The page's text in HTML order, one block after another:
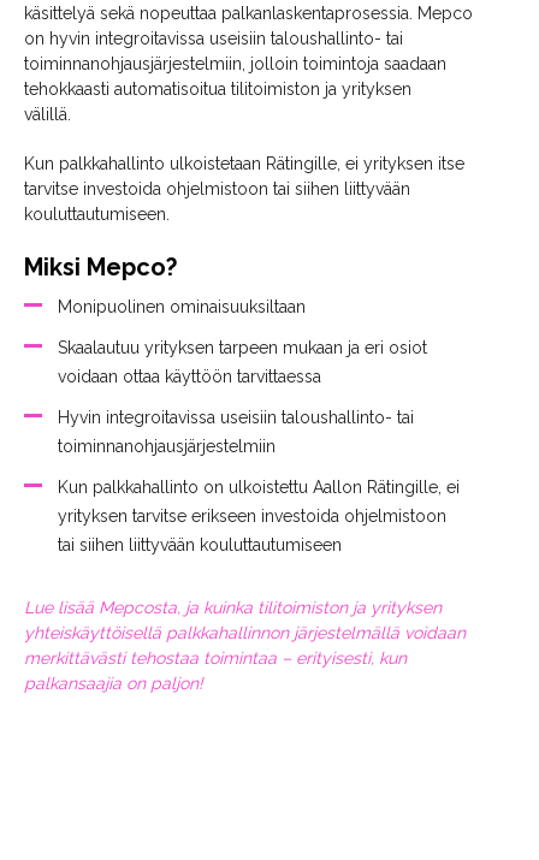
käsittelyä sekä nopeuttaa palkanlaskentaprosessia. Mepco
on hyvin integroitavissa useisiin taloushallinto- tai
toiminnanohjausjärjestelmiin, jolloin toimintoja saadaan
tehokkaasti automatisoitua tilitoimiston ja yrityksen
välillä.
Kun palkkahallinto ulkoistetaan Rätingille, ei yrityksen itse
tarvitse investoida ohjelmistoon tai siihen liittyvään
kouluttautumiseen.
Miksi Mepco?
Monipuolinen ominaisuuksiltaan
Skaalautuu yrityksen tarpeen mukaan ja eri osiot
voidaan ottaa käyttöön tarvittaessa
Hyvin integroitavissa useisiin taloushallinto- tai
toiminnanohjausjärjestelmiin
Kun palkkahallinto on ulkoistettu Aallon Rätingille, ei
yrityksen tarvitse erikseen investoida ohjelmistoon
tai siihen liittyvään kouluttautumiseen
Lue lisää Mepcosta, ja kuinka tilitoimiston ja yrityksen
yhteiskäyttöisellä palkkahallinnon järjestelmällä voidaan
merkittävästi tehostaa toimintaa – erityisesti, kun
palkansaajia on paljon!